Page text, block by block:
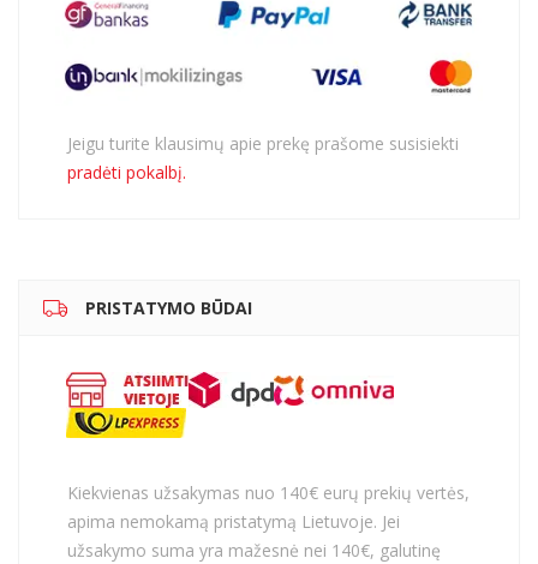
Jeigu turite klausimų apie prekę prašome susisiekti
pradėti pokalbį.
PRISTATYMO BŪDAI
Kiekvienas užsakymas nuo 140€ eurų prekių vertės,
apima nemokamą pristatymą Lietuvoje. Jei
užsakymo suma yra mažesnė nei 140€, galutinę